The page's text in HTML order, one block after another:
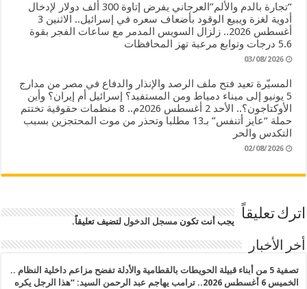
“تجارة بالدم والألم”العرجاني يفرض إتاوة 300 ألف دولار لإدخال
أدوية لغزة ويبيع الوقود بأضعاف سعره في إسرائيل.. الاثنين 3
أغسطس 2026.. زلزال السويس المدمر مع ساعات الفجر بقوة
5.6 درجات وتوابع مرعبة تهز المحافظات
03/08/2026
المسيّرة تعيد فتح ملف الرصد والإنذار والدفاع في مصر من مدارج
5 يونيو إلى ميناء دمياط ومن المستفيد؟ إسرائيل أم إيران؟ وأين
الأوكتاجون؟.. الأحد 2 أغسطس 2026م.. 8 منظمات حقوقية تختتم
حملة “عايز أتنفس” بـ13 مطلبا وتحذر من موت المحتجزين بسبب
التكدس والحر
02/08/2026
اترك تعليقاً يجب أنت تكونمسجل الدخول لتضيف تعليقاً.
أخر الأخبار
تصفية 5 من أبناء قبيلة الحويطات بالقطامية والأدلة تفضح مزاعم داخلية النظام ..
الخميس 6 أغسطس 2026.. ترامب يهاجم عبد الرحمن السيد: “هذا الرجل يكره